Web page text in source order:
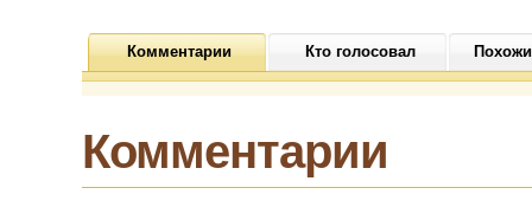
Комментарии Кто голосовал
Комментарии